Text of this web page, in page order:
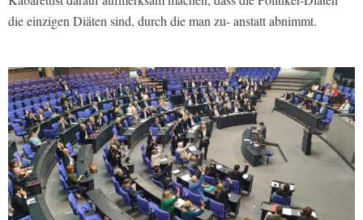
die einzigen Diäten sind, durch die man zu- anstatt abnimmt.